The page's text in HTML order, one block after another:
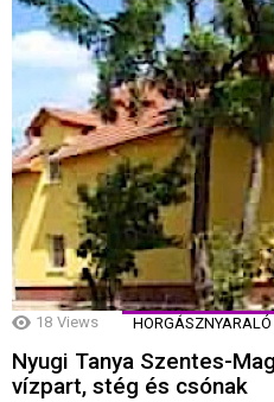
18 Views HORGÁSZNYARALÓ
Nyugi Tanya Szentes-
vízpart, stég és csónak